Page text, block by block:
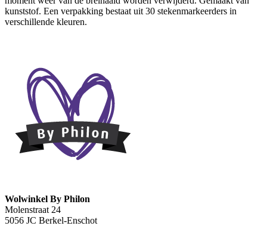
kunststof. Een verpakking bestaat uit 30 stekenmarkeerders in
verschillende kleuren.
Wolwinkel By Philon
Molenstraat 24
5056 JC Berkel-Enschot